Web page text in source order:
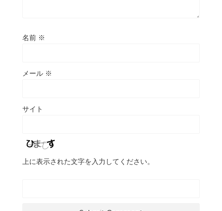
名前 ※
メール ※
サイト
上に表示された文字を入力してください。